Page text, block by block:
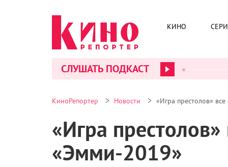
КИНО
СЛУШАТЬ ПОДКАСТ
КиноРепортер > Новости > «Игра престолов»
«Игра
«Эмми-2019»